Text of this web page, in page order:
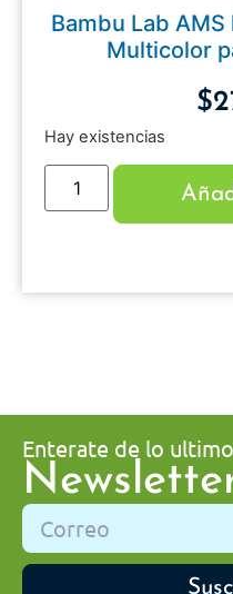
Bambu Lab
Multicolor
$
Hay existencias
Enterate de lo